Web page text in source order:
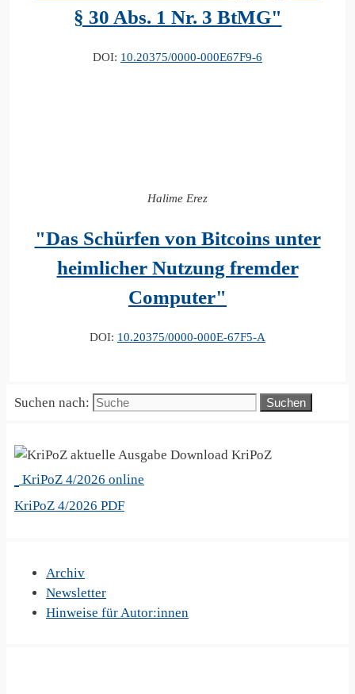
§ 30 Abs. 1 Nr. 3 BtMG"
DOI: 10.20375/0000-000E67F9-6
Halime Erez
"Das Schürfen von Bitcoins unter
heimlicher Nutzung fremder
Computer"
DOI: 10.20375/0000-000E-67F5-A
Suchen nach:
KriPoZ
KriPoZ 4/2026 online
KriPoZ 4/2026 PDF
Archiv
Newsletter
Hinweise für Autor:innen